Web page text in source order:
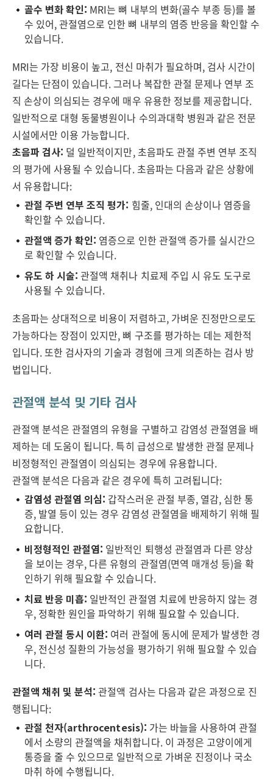
골수 변화 확인: MRI는 뼈 내부의 변화(골수 부종 등)를 볼
수 있어, 관절염으로 인한 뼈 내부의 염증 반응을 확인할 수
있습니다.
MRI는 가장 비용이 높고, 전신 마취가 필요하며, 검사 시간이
길다는 단점이 있습니다. 그러나 복잡한 관절 문제나 연부 조
직 손상이 의심되는 경우에 매우 유용한 정보를 제공합니다.
일반적으로 대형 동물병원이나 수의과대학 병원과 같은 전문
시설에서만 이용 가능합니다.
초음파 검사: 덜 일반적이지만, 초음파도 관절 주변 연부 조직
의 평가에 사용될 수 있습니다. 초음파는 다음과 같은 상황에
서 유용합니다:
관절 주변 연부 조직 평가: 힘줄, 인대의 손상이나 염증을
확인할 수 있습니다.
관절액 증가 확인: 염증으로 인한 관절액 증가를 실시간으
로 확인할 수 있습니다.
유도 하 시술: 관절액 채취나 치료제 주입 시 유도 도구로
사용될 수 있습니다.
초음파는 상대적으로 비용이 저렴하고, 가벼운 진정만으로도
가능하다는 장점이 있지만, 뼈 구조를 평가하는 데는 제한적
입니다. 또한 검사자의 기술과 경험에 크게 의존하는 검사 방
법입니다.
관절액 분석 및 기타 검사
관절액 분석은 관절염의 유형을 구별하고 감염성 관절염을 배
제하는 데 도움이 됩니다. 특히 급성으로 발생한 관절 문제나
비정형적인 관절염이 의심되는 경우에 유용합니다.
관절액 분석은 다음과 같은 경우에 특히 고려됩니다:
감염성 관절염 의심: 갑작스러운 관절 부종, 열감, 심한 통
증, 발열 등이 있는 경우 감염성 관절염을 배제하기 위해 필
요합니다.
비정형적인 관절염: 일반적인 퇴행성 관절염과 다른 양상
을 보이는 경우, 다른 유형의 관절염(면역 매개성 등)을 확
인하기 위해 필요할 수 있습니다.
치료 반응 미흡: 일반적인 관절염 치료에 반응하지 않는 경
우, 정확한 원인을 파악하기 위해 필요할 수 있습니다.
여러 관절 동시 이환: 여러 관절에 동시에 문제가 발생한 경
우, 전신성 질환의 가능성을 평가하기 위해 필요할 수 있습
니다.
관절액 채취 및 분석: 관절액 검사는 다음과 같은 과정으로 진
행됩니다:
관절 천자(arthrocentesis): 가는 바늘을 사용하여 관절
에서 소량의 관절액을 채취합니다. 이 과정은 고양이에게
통증을 줄 수 있으므로 일반적으로 가벼운 진정이나 국소
마취 하에 수행됩니다.